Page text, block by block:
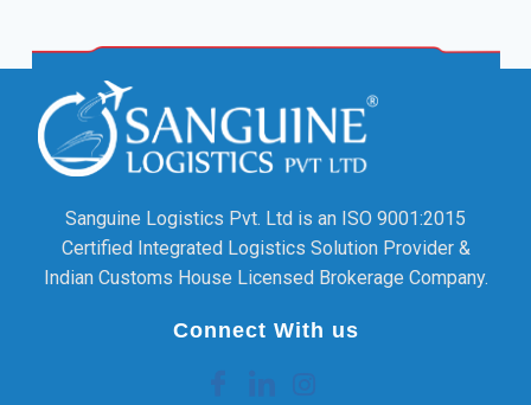
Sanguine Logistics Pvt. Ltd is an ISO 9001:2015
Certified Integrated Logistics Solution Provider &
Indian Customs House Licensed Brokerage Company.
Connect With us